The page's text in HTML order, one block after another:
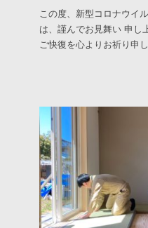
この度、新型コロナウイ
は、謹んでお見舞い 申し
ご快復を心よりお祈り申